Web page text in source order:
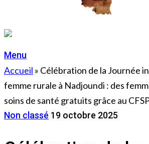
Menu
Accueil » Célébration de la Journée
femme rurale à Nadjoundi : des
soins de santé gratuits grâce au
Non classé 19 octobre 2025